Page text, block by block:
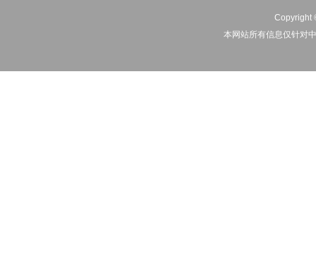
Copyright
本网站所有信息仅针对